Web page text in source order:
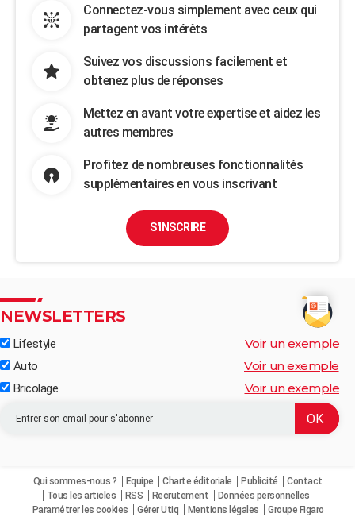
Connectez-vous simplement avec ceux qui
partagent vos intérêts
Suivez vos discussions facilement et
obtenez plus de réponses
Mettez en avant votre expertise et aidez les
autres membres
Profitez de nombreuses fonctionnalités
supplémentaires en vous inscrivant
S'INSCRIRE
NEWSLETTERS
Lifestyle Voir un exemple
Auto Voir un exemple
Bricolage Voir un exemple
Qui sommes-nous ? Equipe Charte éditoriale Publicité
Contact
Tous les articles
RSS Recrutement
Données personnelles
Paramétrer les cookies
Gérer Utiq Mentions légales Groupe Figaro